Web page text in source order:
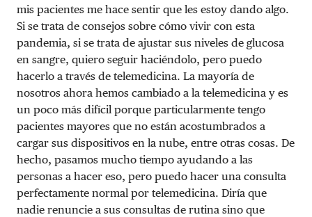
mis pacientes me hace sentir que les estoy dando algo.
Si se trata de consejos sobre cómo vivir con esta
pandemia, si se trata de ajustar sus niveles de glucosa
en sangre, quiero seguir haciéndolo, pero puedo
hacerlo a través de telemedicina. La mayoría de
nosotros ahora hemos cambiado a la telemedicina y es
un poco más difícil porque particularmente tengo
pacientes mayores que no están acostumbrados a
cargar sus dispositivos en la nube, entre otras cosas. De
hecho, pasamos mucho tiempo ayudando a las
personas a hacer eso, pero puedo hacer una consulta
perfectamente normal por telemedicina. Diría que
nadie renuncie a sus consultas de rutina sino que